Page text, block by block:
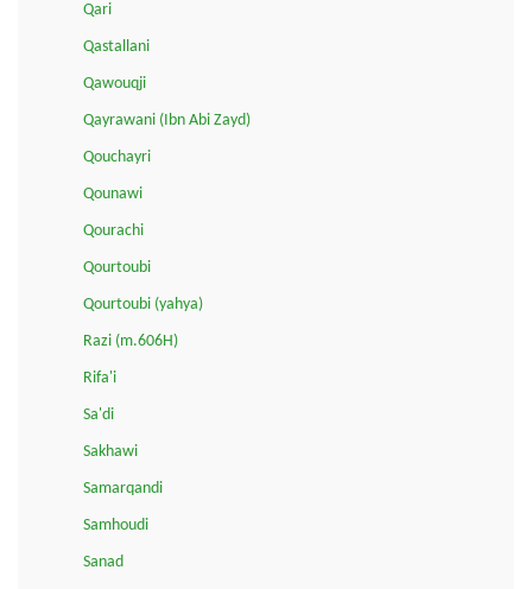
Qari
Qastallani
Qawouqji
Qayrawani (Ibn Abi Zayd)
Qouchayri
Qounawi
Qourachi
Qourtoubi
Qourtoubi (yahya)
Razi (m.606H)
Rifa'i
Sa'di
Sakhawi
Samarqandi
Samhoudi
Sanad